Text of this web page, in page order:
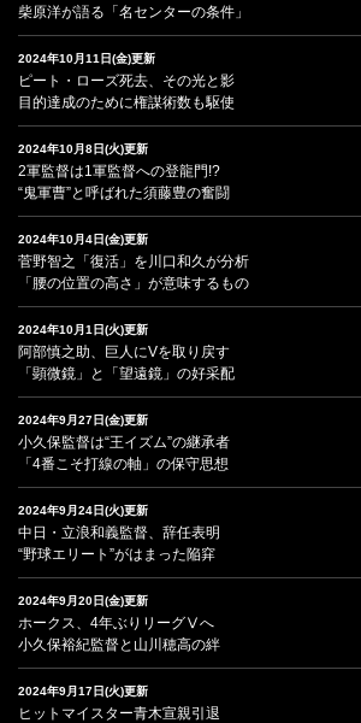
柴原洋が語る「名センターの条件」
2024年10月11日(金)更新
ピート・ローズ死去、その光と影
目的達成のために権謀術数も駆使
2024年10月8日(火)更新
2軍監督は1軍監督への登龍門!?
“鬼軍曹”と呼ばれた須藤豊の奮闘
2024年10月4日(金)更新
菅野智之「復活」を川口和久が分析
「腰の位置の高さ」が意味するもの
2024年10月1日(火)更新
阿部慎之助、巨人にVを取り戻す
「顕微鏡」と「望遠鏡」の好采配
2024年9月27日(金)更新
小久保監督は“王イズム”の継承者
「4番こそ打線の軸」の保守思想
2024年9月24日(火)更新
中日・立浪和義監督、辞任表明
“野球エリート”がはまった陥穽
2024年9月20日(金)更新
ホークス、4年ぶりリーグⅤへ
小久保裕紀監督と山川穂高の絆
2024年9月17日(火)更新
ヒットマイスター青木宣親引退